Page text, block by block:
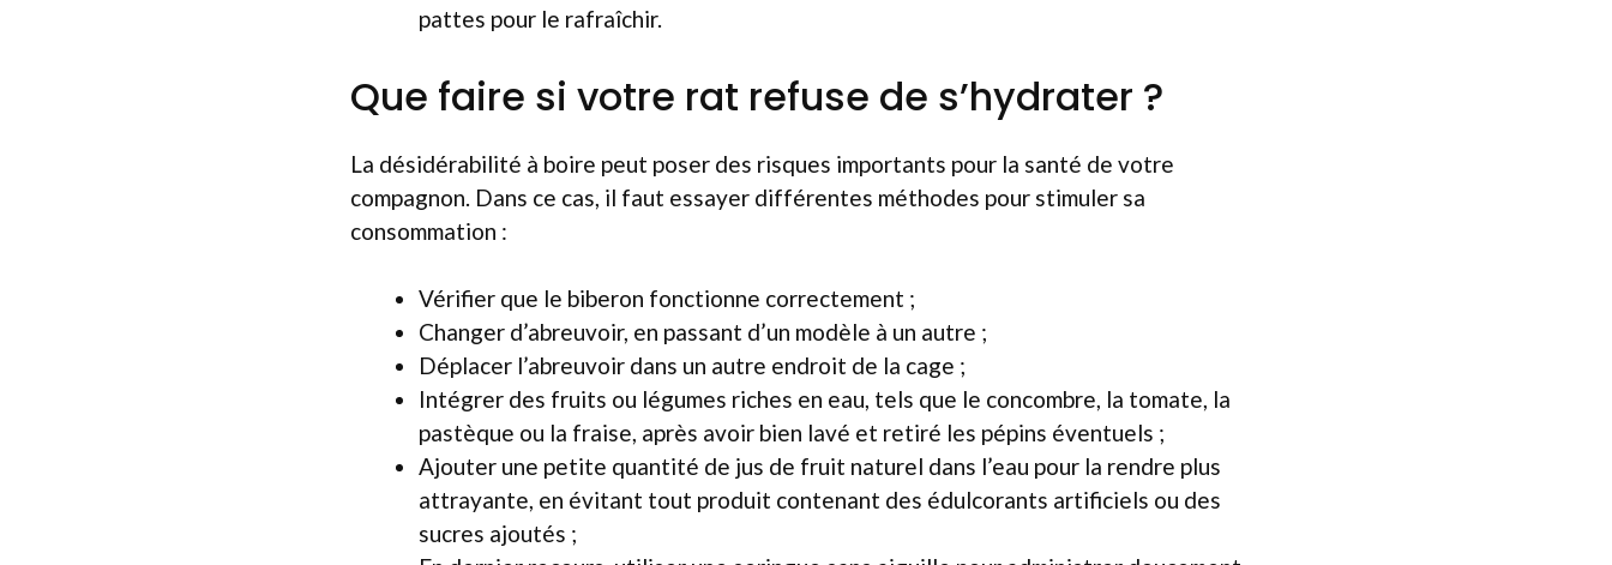
pattes pour le rafraîchir.
Que faire si votre rat refuse de s’hydrater ?
La désidérabilité à boire peut poser des risques importants pour la santé de votre
compagnon. Dans ce cas, il faut essayer différentes méthodes pour stimuler sa
consommation :
Vérifier que le biberon fonctionne correctement ;
Changer d’abreuvoir, en passant d’un modèle à un autre ;
Déplacer l’abreuvoir dans un autre endroit de la cage ;
Intégrer des fruits ou légumes riches en eau, tels que le concombre, la tomate, la
pastèque ou la fraise, après avoir bien lavé et retiré les pépins éventuels ;
Ajouter une petite quantité de jus de fruit naturel dans l’eau pour la rendre plus
attrayante, en évitant tout produit contenant des édulcorants artificiels ou des
sucres ajoutés ;